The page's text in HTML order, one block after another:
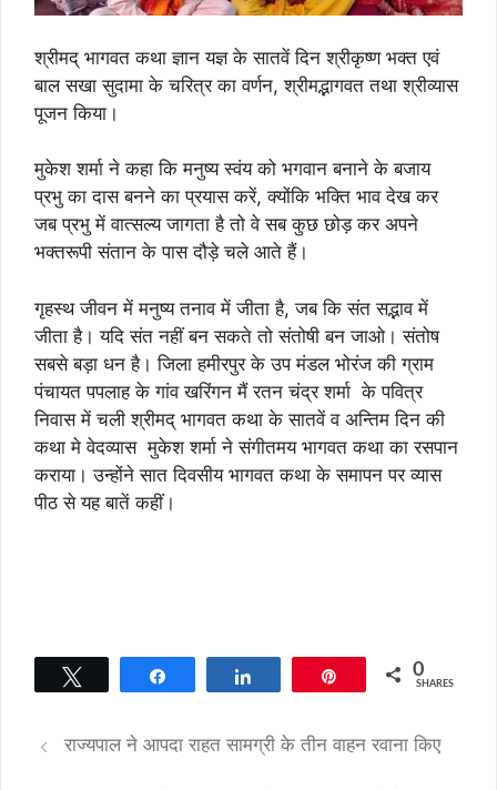
श्रीमद् भागवत कथा ज्ञान यज्ञ के सातवें दिन श्रीकृष्ण भक्त एवं
बाल सखा सुदामा के चरित्र का वर्णन, श्रीमद्भागवत तथा श्रीव्यास
पूजन किया।
मुकेश शर्मा ने कहा कि मनुष्य स्वंय को भगवान बनाने के बजाय
प्रभु का दास बनने का प्रयास करें, क्योंकि भक्ति भाव देख कर
जब प्रभु में वात्सल्य जागता है तो वे सब कुछ छोड़ कर अपने
भक्तरूपी संतान के पास दौड़े चले आते हैं।
गृहस्थ जीवन में मनुष्य तनाव में जीता है, जब कि संत सद्भाव में
जीता है। यदि संत नहीं बन सकते तो संतोषी बन जाओ। संतोष
सबसे बड़ा धन है। जिला हमीरपुर के उप मंडल भोरंज की ग्राम
पंचायत पपलाह के गांव खरिंगन मैं रतन चंद्र शर्मा के पवित्र
निवास में चली श्रीमद् भागवत कथा के सातवें व अन्तिम दिन की
कथा मे वेदव्यास मुकेश शर्मा ने संगीतमय भागवत कथा का रसपान
कराया। उन्होंने सात दिवसीय भागवत कथा के समापन पर व्यास
पीठ से यह बातें कहीं।
0
SHARES
राज्यपाल ने आपदा राहत सामग्री के तीन वाहन रवाना किए